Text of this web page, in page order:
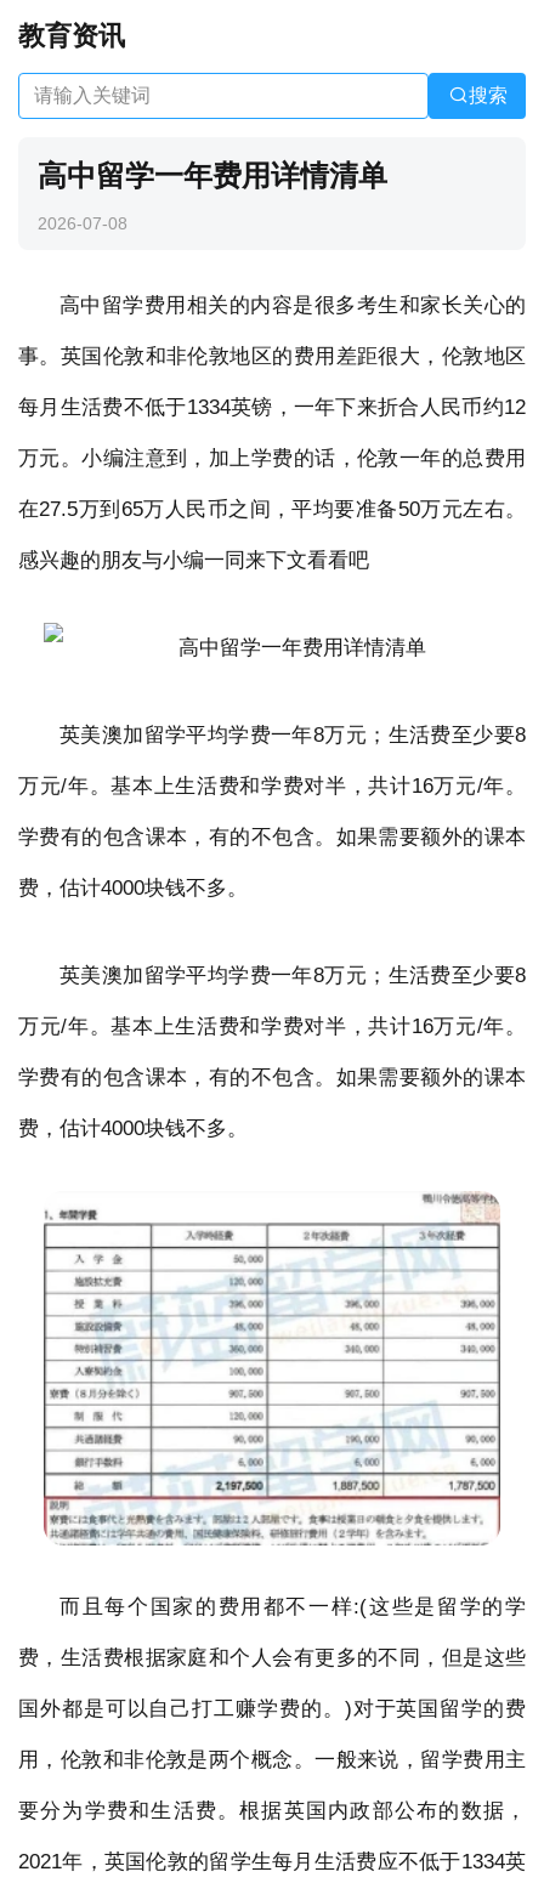
教育资讯
搜索
高中留学一年费用详情清单
2026-07-08
高中留学费用相关的内容是很多考生和家长关心的
事。英国伦敦和非伦敦地区的费用差距很大，伦敦地区
每月生活费不低于1334英镑，一年下来折合人民币约12
万元。小编注意到，加上学费的话，伦敦一年的总费用
在27.5万到65万人民币之间，平均要准备50万元左右。
感兴趣的朋友与小编一同来下文看看吧
英美澳加留学平均学费一年8万元；生活费至少要8
万元/年。基本上生活费和学费对半，共计16万元/年。
学费有的包含课本，有的不包含。如果需要额外的课本
费，估计4000块钱不多。
英美澳加留学平均学费一年8万元；生活费至少要8
万元/年。基本上生活费和学费对半，共计16万元/年。
学费有的包含课本，有的不包含。如果需要额外的课本
费，估计4000块钱不多。
而且每个国家的费用都不一样:(这些是留学的学
费，生活费根据家庭和个人会有更多的不同，但是这些
国外都是可以自己打工赚学费的。)对于英国留学的费
用，伦敦和非伦敦是两个概念。一般来说，留学费用主
要分为学费和生活费。根据英国内政部公布的数据，
2021年，英国伦敦的留学生每月生活费应不低于1334英